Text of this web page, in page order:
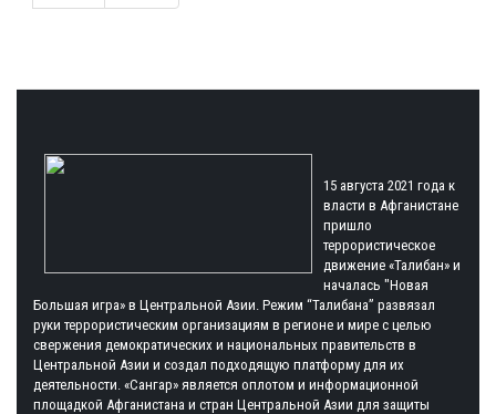
15 августа 2021 года к
власти в Афганистане
пришло
террористическое
движение «Талибан» и
началась "Новая
Большая игра» в Центральной Азии. Режим “Талибана” развязал
руки террористическим организациям в регионе и мире с целью
свержения демократических и национальных правительств в
Центральной Азии и создал подходящую платформу для их
деятельности. «Сангар» является оплотом и информационной
площадкой Афганистана и стран Центральной Азии для защиты